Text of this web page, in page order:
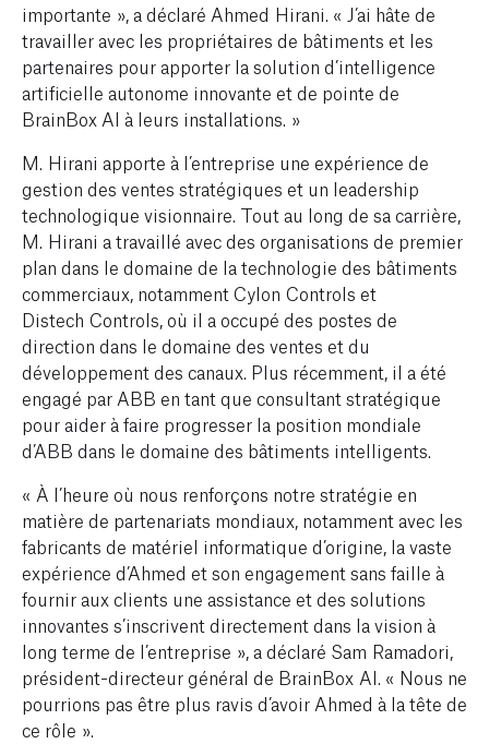
importante », a déclaré Ahmed Hirani. « J’ai hâte de
travailler avec les propriétaires de bâtiments et les
partenaires pour apporter la solution d’intelligence
artificielle autonome innovante et de pointe de
BrainBox AI à leurs installations. »
M. Hirani apporte à l’entreprise une expérience de
gestion des ventes stratégiques et un leadership
technologique visionnaire. Tout au long de sa carrière,
M. Hirani a travaillé avec des organisations de premier
plan dans le domaine de la technologie des bâtiments
commerciaux, notamment Cylon Controls et
Distech Controls, où il a occupé des postes de
direction dans le domaine des ventes et du
développement des canaux. Plus récemment, il a été
engagé par ABB en tant que consultant stratégique
pour aider à faire progresser la position mondiale
d’ABB dans le domaine des bâtiments intelligents.
« À l’heure où nous renforçons notre stratégie en
matière de partenariats mondiaux, notamment avec les
fabricants de matériel informatique d’origine, la vaste
expérience d’Ahmed et son engagement sans faille à
fournir aux clients une assistance et des solutions
innovantes s’inscrivent directement dans la vision à
long terme de l’entreprise », a déclaré Sam Ramadori,
président-directeur général de BrainBox AI. « Nous ne
pourrions pas être plus ravis d’avoir Ahmed à la tête de
ce rôle ».